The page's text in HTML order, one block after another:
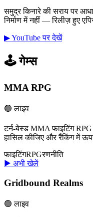
समुद्र किनारे की सराय पर
निर्माण में नहीं — रिलीज़ हुए
▶ YouTube पर देखें
🕹️ गेम्स
MMA RPG
🟢 लाइव
टर्न-बेस्ड MMA फाइटिंग
हासिल कीजिए और रैंकिंग में
फाइटिंगRPGरणनीति
▶ अभी खेलें
Gridbound Realms
🟢 लाइव